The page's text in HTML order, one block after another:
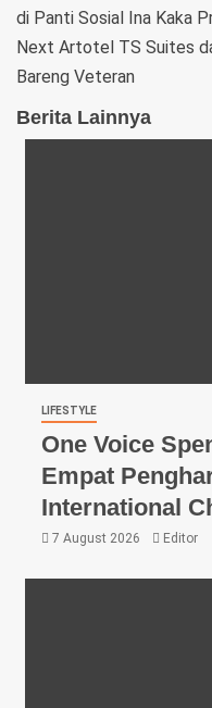
di Panti Sosial Ina Kaka
Next Artotel TS Suites
Bareng Veteran
Berita Lainnya
LIFESTYLE
One Voice
Empat
International
7 August 2026 Editor